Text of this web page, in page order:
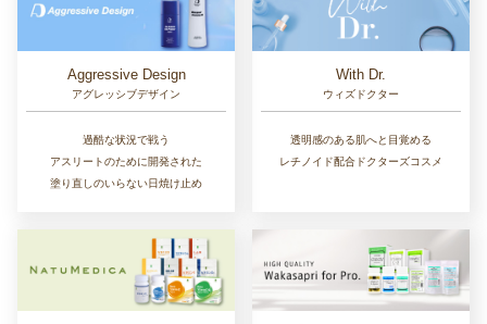
Aggressive Design
アグレッシブデザイン
過酷な状況で戦う
アスリートのために開発された
塗り直しのいらない日焼け止め
With Dr.
ウィズドクター
透明感のある肌へと目覚める
レチノイド配合ドクターズコスメ